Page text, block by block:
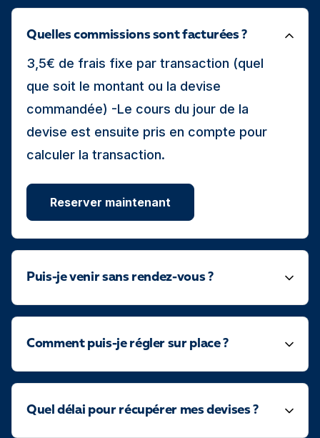
Quelles commissions sont facturées ?
3,5€ de frais fixe par transaction (quel
que soit le montant ou la devise
commandée) -Le cours du jour de la
devise est ensuite pris en compte pour
calculer la transaction.
Reserver maintenant
Puis-je venir sans rendez-vous ?
Comment puis-je régler sur place ?
Quel délai pour récupérer mes devises ?